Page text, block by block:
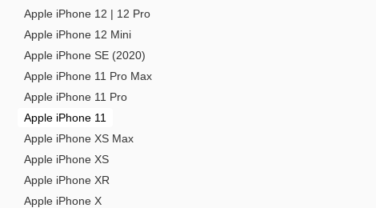
Apple iPhone 12 | 12 Pro
Apple iPhone 12 Mini
Apple iPhone SE (2020)
Apple iPhone 11 Pro Max
Apple iPhone 11 Pro
Apple iPhone 11
Apple iPhone XS Max
Apple iPhone XS
Apple iPhone XR
Apple iPhone X